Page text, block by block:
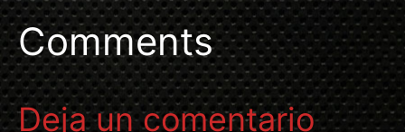
Comments
Deja un comentario